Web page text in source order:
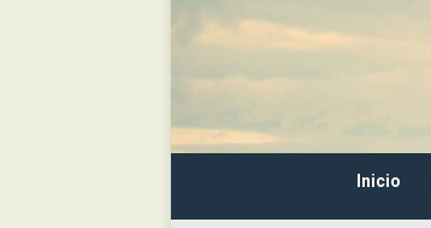
Inicio